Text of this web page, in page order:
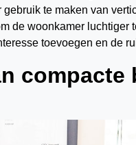
te maken van
de woonkamer luchtiger
toevoegen en de
compacte